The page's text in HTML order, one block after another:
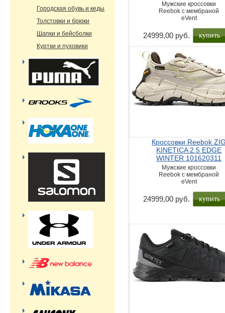
Мужские кроссовки
Reebok с мембраной
eVent
24999,00 руб. купить
Кроссовки Reebok
KINETICA 2.5 EDGE
WINTER 101620311
Мужские кроссовки
Reebok с мембраной
eVent
24999,00 руб. купить
Городская обувь и кеды
Толстовки и брюки
Шапки и бейсболки
Куртки и пуховики